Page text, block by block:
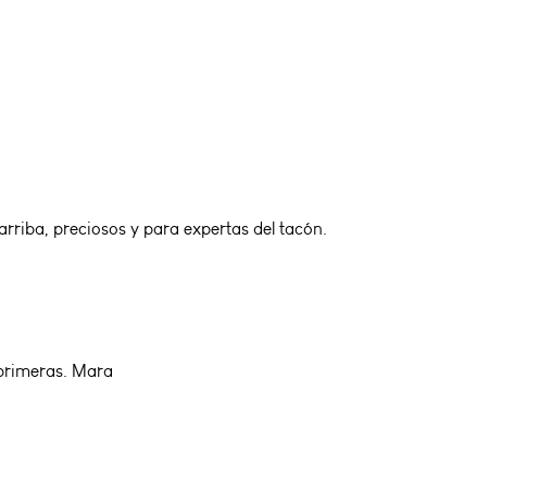
preciosos y para expertas del tacón.
Mara